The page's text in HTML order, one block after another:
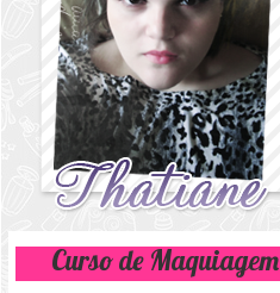
Curso de Maquiagem